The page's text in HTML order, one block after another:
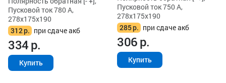
Пусковой ток 780 А,
278x175x190
312р. при сдаче акб
334р.
Купить
Пусковой ток 750 А,
278x175x190
285р. при сдаче акб
306р.
Купить